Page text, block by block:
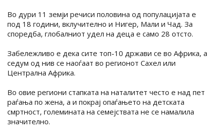
Во дури 11 земји речиси половина од популацијата е
под 18 години, вклучително и Нигер, Мали и Чад. За
споредба, глобалниот удел на деца е само 28 отсто.
Забележливо е дека сите топ-10 држави се во Африка, а
седум од нив се наоѓаат во регионот Сахел или
Централна Африка.
Во овие региони стапката на наталитет често е над пет
раѓања по жена, а и покрај опаѓањето на детската
смртност, големината на семејствата не се намалила
значително.